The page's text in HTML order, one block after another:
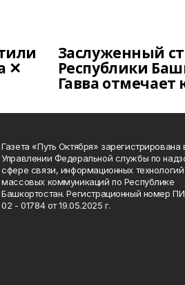
✕
Заслуженный
Республики
Гавва
Газета «Путь Октября» зарегистрирована
Управлении Федеральной службы по
сфере связи, информационных
массовых коммуникаций по Республике
Башкортостан. Регистрационный номер
02 - 01784 от 19.05.2025 г.